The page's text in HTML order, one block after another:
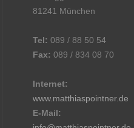
81241 München
Tel: 089 / 88 50 54
Fax: 089 / 834 08 70
Internet:
www.matthiaspointner.de
E-Mail: